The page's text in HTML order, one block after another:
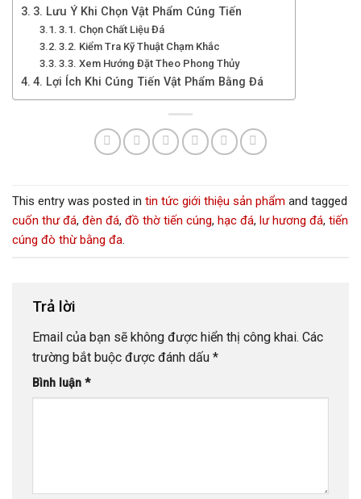
3. Lưu Ý Khi Chọn Vật Phẩm Cúng Tiến
3.1. Chọn Chất Liệu Đá
3.2. Kiểm Tra Kỹ Thuật Chạm Khắc
3.3. Xem Hướng Đặt Theo Phong Thủy
4. Lợi Ích Khi Cúng Tiến Vật Phẩm Bằng Đá
This entry was posted in tin tức giới thiệu sản phẩm and tagged
cuốn thư đá, đèn đá, đồ thờ tiến cúng, hạc đá, lư hương đá, tiến
cúng đò thừ bằng đa.
Trả lời
Email của bạn sẽ không được hiển thị công khai. Các
trường bắt buộc được đánh dấu *
Bình luận *